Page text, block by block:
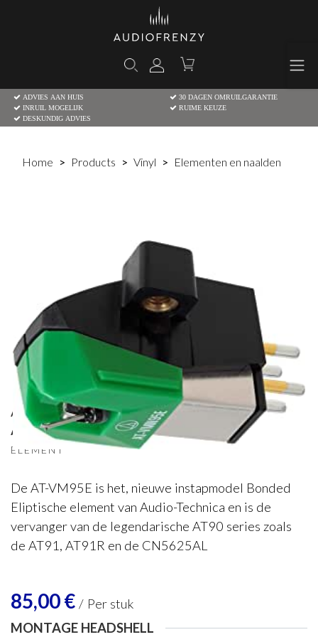
ADVIES AAN HUIS
30 DAGEN OMRUILGARANTIE
INRUIL MOGELIJK
RUIME KEUZE
DESKUNDIG ADVIES
Home Products Vinyl Elementen en naalden
Audio Technica
Audio-Technica VM95E (MM)
ELEMENT
De AT-VM95E is het, nieuwe instapmodel Bonded
Eliptische element van Audio-Technica en is de
vervanger van de legendarische AT90 series zoals
de AT91, AT91R en de CN5625AL
85,00€ / Per stuk
MONTAGE HEADSHELL